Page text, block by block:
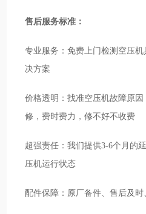
售后服务标准：
专业服务：免费上门检测空压
决方案
价格透明：找准空压机故障原
修，费时费力，修不好不收费
超强责任：我们提供3-6个月的
压机运行状态
配件保障：原厂备件、售后及